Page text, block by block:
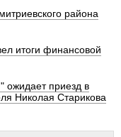
района
итоги финансовой
ожидает приезд в
Николая Старикова